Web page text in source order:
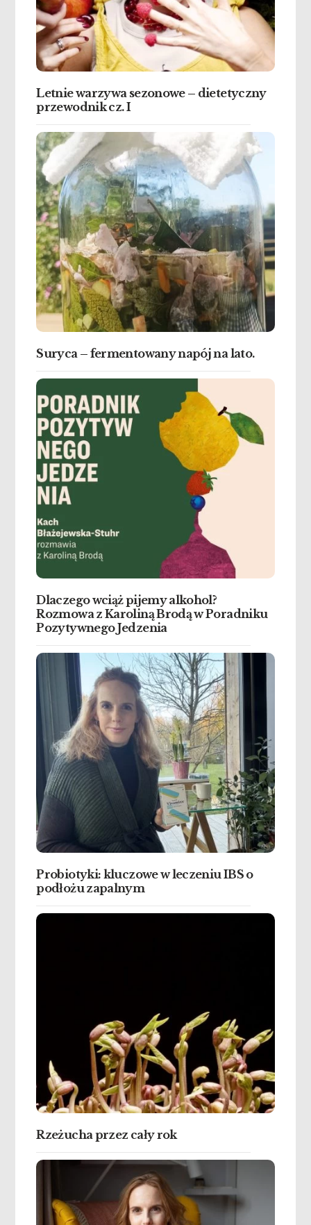
Letnie warzywa sezonowe – dietetyczny
przewodnik cz. I
Suryca – fermentowany napój na lato.
Dlaczego wciąż pijemy alkohol?
Rozmowa z Karoliną Brodą w Poradniku
Pozytywnego Jedzenia
Probiotyki: kluczowe w leczeniu IBS o
podłożu zapalnym
Rzeżucha przez cały rok